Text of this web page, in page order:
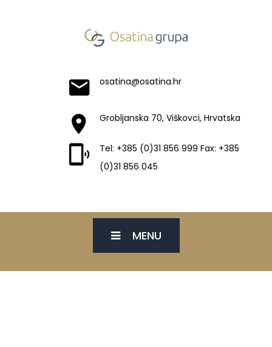
osatina@osatina.hr
Grobljanska 70, Viškovci, Hrvatska
Tel: +385 (0)31 856 999 Fax: +385
(0)31 856 045
MENU